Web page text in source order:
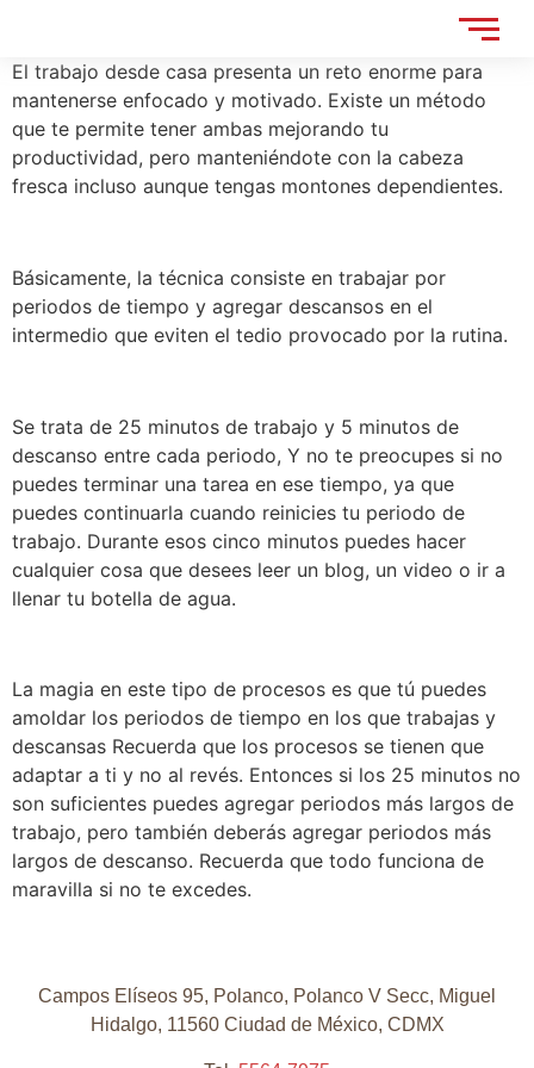
El trabajo desde casa presenta un reto enorme para
mantenerse enfocado y motivado. Existe un método
que te permite tener ambas mejorando tu
productividad, pero manteniéndote con la cabeza
fresca incluso aunque tengas montones dependientes.
Básicamente, la técnica consiste en trabajar por
periodos de tiempo y agregar descansos en el
intermedio que eviten el tedio provocado por la rutina.
Se trata de 25 minutos de trabajo y 5 minutos de
descanso entre cada periodo, Y no te preocupes si no
puedes terminar una tarea en ese tiempo, ya que
puedes continuarla cuando reinicies tu periodo de
trabajo. Durante esos cinco minutos puedes hacer
cualquier cosa que desees leer un blog, un video o ir a
llenar tu botella de agua.
La magia en este tipo de procesos es que tú puedes
amoldar los periodos de tiempo en los que trabajas y
descansas Recuerda que los procesos se tienen que
adaptar a ti y no al revés. Entonces si los 25 minutos no
son suficientes puedes agregar periodos más largos de
trabajo, pero también deberás agregar periodos más
largos de descanso. Recuerda que todo funciona de
maravilla si no te excedes.
Campos Elíseos 95, Polanco, Polanco V Secc, Miguel
Hidalgo, 11560 Ciudad de México, CDMX